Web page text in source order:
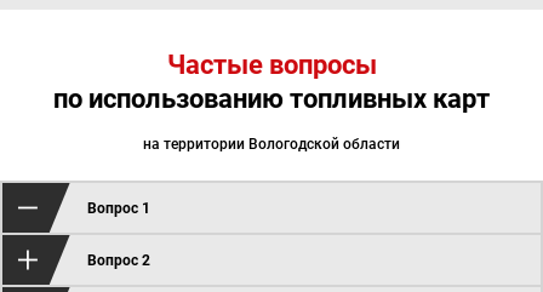
Частые вопросы
по использованию топливных карт
на территории Вологодской области
Вопрос 1
Вопрос 2